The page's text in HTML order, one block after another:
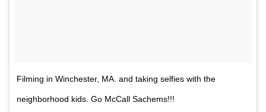
Filming in Winchester, MA. and taking selfies with the
neighborhood kids. Go McCall Sachems!!!